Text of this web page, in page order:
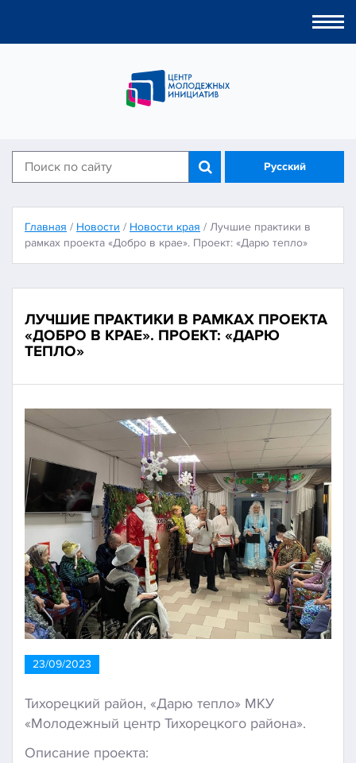
Русский
Главная / Новости / Новости края / Лучшие практики в
рамках проекта «Добро в крае». Проект: «Дарю тепло»
ЛУЧШИЕ ПРАКТИКИ В РАМКАХ ПРОЕКТА
«ДОБРО В КРАЕ». ПРОЕКТ: «ДАРЮ
ТЕПЛО»
23/09/2023
Тихорецкий район, «Дарю тепло» МКУ
«Молодежный центр Тихорецкого района».
Описание проекта: